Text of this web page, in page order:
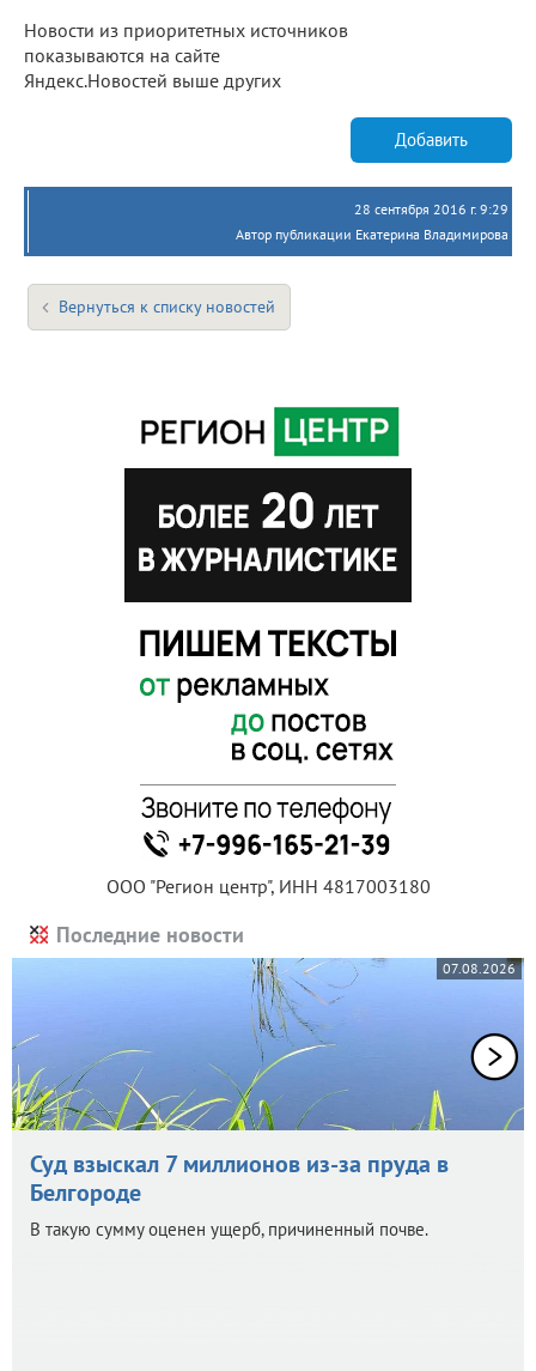
Новости из приоритетных источников
показываются на сайте
Яндекс.Новостей выше других
Добавить
28 сентября 2016 г. 9:29
Автор публикации Екатерина Владимирова
Вернуться к списку новостей
ООО "Регион центр", ИНН 4817003180
Последние новости
07.08.2026
Суд взыскал 7 миллионов из-за пруда в
Белгороде
В такую сумму оценен ущерб, причиненный почве.